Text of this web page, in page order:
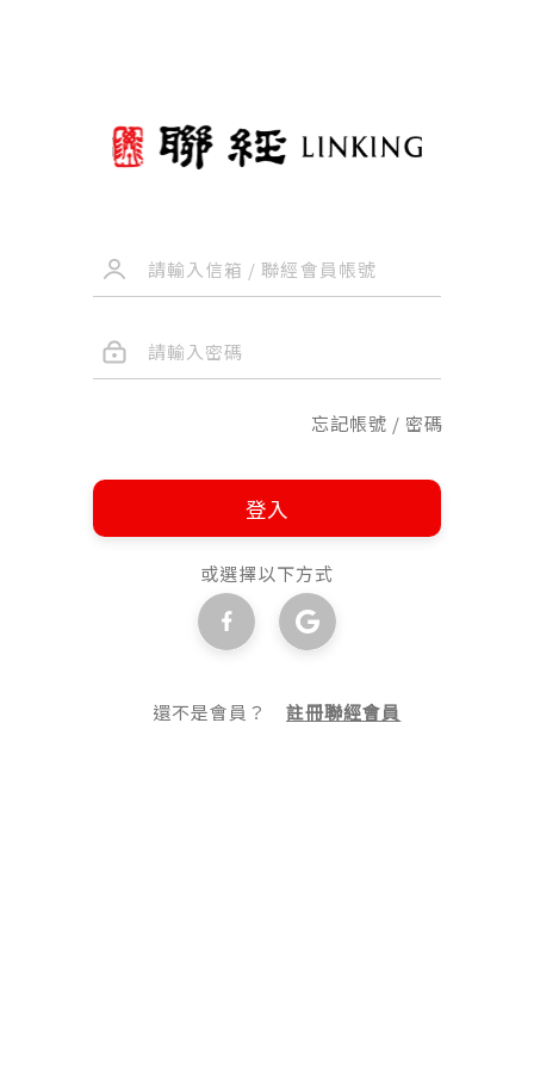
忘記帳號 / 密碼
登入
或選擇以下方式
還不是會員？註冊聯經會員